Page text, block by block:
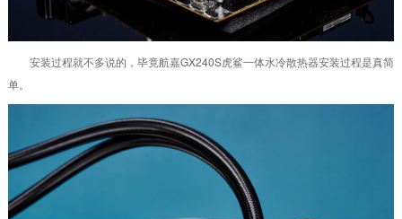
安装过程就不多说的，毕竟航嘉GX240S虎鲨一体水冷散热器安装过程是真简
单。